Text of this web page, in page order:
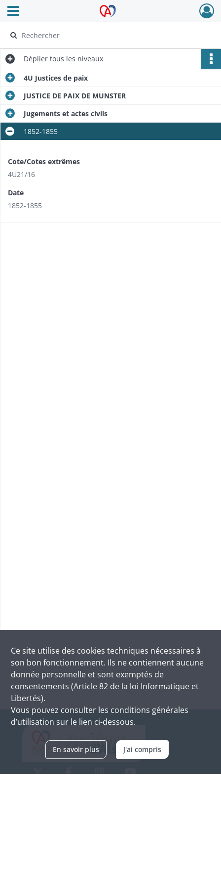
Archives Alsace - Colmar
Ouvrir le menu déroulant
Déplier tous les niveaux
4U Justices de paix
JUSTICE DE PAIX DE MUNSTER
Jugements et actes civils
1852-1855
Cote/Cotes extrêmes
4U21/16
Date
1852-1855
Ce site utilise des cookies techniques nécessaires à
son bon fonctionnement. Ils ne contiennent aucune
donnée personnelle et sont exemptés de
consentements (Article 82 de la loi Informatique et
Libertés).
Vous pouvez consulter les conditions générales
d’utilisation sur le lien ci-dessous.
En savoir plus J'ai compris